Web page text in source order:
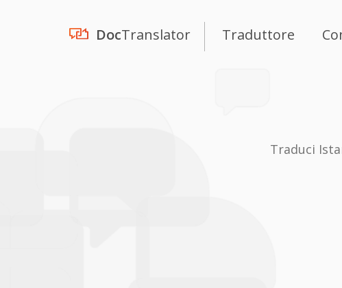
DocTranslator Traduttore
Traduci